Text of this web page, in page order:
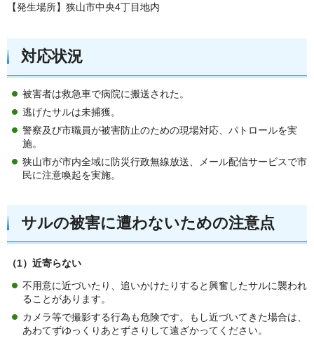
【発生場所】狭山市中央4丁目地内
対応状況
被害者は救急車で病院に搬送された。
逃げたサルは未捕獲。
警察及び市職員が被害防止のための現場対応、パトロールを実
施。
狭山市が市内全域に防災行政無線放送、メール配信サービスで市
民に注意喚起を実施。
サルの被害に遭わないための注意点
（1）近寄らない
不用意に近づいたり、追いかけたりすると興奮したサルに襲われ
ることがあります。
カメラ等で撮影する行為も危険です。もし近づいてきた場合は、
あわてずゆっくりあとずさりして遠ざかってください。